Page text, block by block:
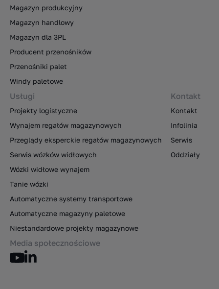
Magazyn produkcyjny
Magazyn handlowy
Magazyn dla 3PL
Producent przenośników
Przenośniki palet
Windy paletowe
Usługi
Projekty logistyczne
Wynajem regałów magazynowych
Przeglądy eksperckie regałów magazynowych
Serwis wózków widłowych
Wózki widłowe wynajem
Tanie wózki
Automatyczne systemy transportowe
Automatyczne magazyny paletowe
Niestandardowe projekty magazynowe
Kontakt
Kontakt
Infolinia
Serwis
Oddziały
Media społecznościowe